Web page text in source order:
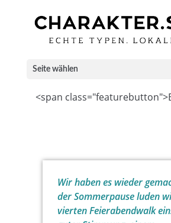
Seite wählen
<span
Wir haben es wieder
der Sommerpause luden
vierten Feierabendwalk